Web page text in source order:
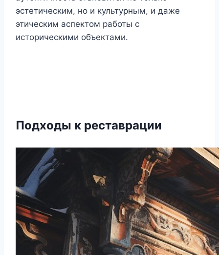
эстетическим, но и культурным, и даже
этическим аспектом работы с
историческими объектами.
Подходы к реставрации